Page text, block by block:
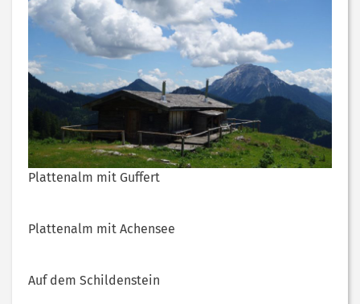
Plattenalm mit Guffert
Plattenalm mit Achensee
Auf dem Schildenstein